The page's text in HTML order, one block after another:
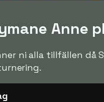
Anne
ni alla tillfällen då